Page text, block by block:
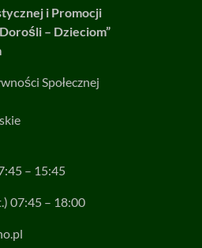
i Promocji
– Dzieciom”
Społecznej
– 15:45
07:45 – 18:00